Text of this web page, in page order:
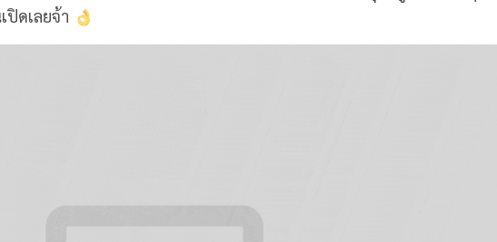
ดี ถ้ามาตอนเย็นกับร้านแบบนี้คงอดแน่ ๆ เลย เพราะวิวดีมาก สำหรับมุมนี้